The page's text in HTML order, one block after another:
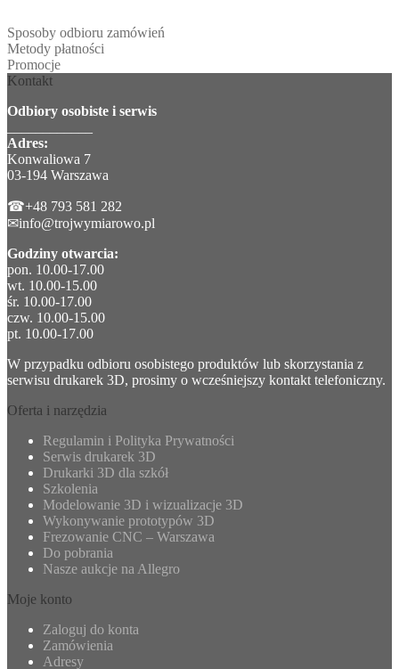
Sposoby odbioru zamówień
Metody płatności
Promocje
Kontakt
Odbiory osobiste i serwis
Adres:
Konwaliowa 7
03-194 Warszawa
☎+48 793 581 282
✉info@trojwymiarowo.pl
Godziny otwarcia:
pon. 10.00-17.00
wt. 10.00-15.00
śr. 10.00-17.00
czw. 10.00-15.00
pt. 10.00-17.00
W przypadku odbioru osobistego produktów lub skorzystania z
serwisu drukarek 3D, prosimy o wcześniejszy kontakt telefoniczny.
Oferta i narzędzia
Regulamin i Polityka Prywatności
Serwis drukarek 3D
Drukarki 3D dla szkół
Szkolenia
Modelowanie 3D i wizualizacje 3D
Wykonywanie prototypów 3D
Frezowanie CNC – Warszawa
Do pobrania
Nasze aukcje na Allegro
Moje konto
Zaloguj do konta
Zamówienia
Adresy